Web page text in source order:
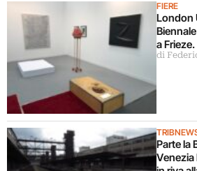
FIERE
London
a
sezione
di
Parte la
Venezia